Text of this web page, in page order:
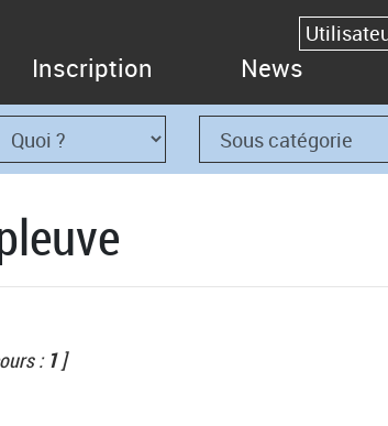
Inscription News
: 1]